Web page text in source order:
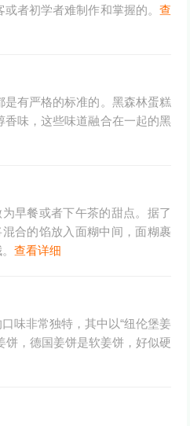
者初学者难制作和掌握的。 查
有严格的标准的。黑森林蛋糕
味，这些味道融合在一起的黑
早餐或者下午茶的甜点。据了
合的馅放入面糊中间，面糊裹
查看详细
味非常独特，其中以“纽伦堡姜
饼，德国姜饼是软姜饼，好似硬